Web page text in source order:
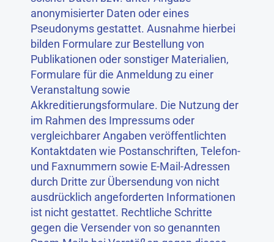
anonymisierter Daten oder eines
Pseudonyms gestattet. Ausnahme hierbei
bilden Formulare zur Bestellung von
Publikationen oder sonstiger Materialien,
Formulare für die Anmeldung zu einer
Veranstaltung sowie
Akkreditierungsformulare. Die Nutzung der
im Rahmen des Impressums oder
vergleichbarer Angaben veröffentlichten
Kontaktdaten wie Postanschriften, Telefon-
und Faxnummern sowie E-Mail-Adressen
durch Dritte zur Übersendung von nicht
ausdrücklich angeforderten Informationen
ist nicht gestattet. Rechtliche Schritte
gegen die Versender von so genannten